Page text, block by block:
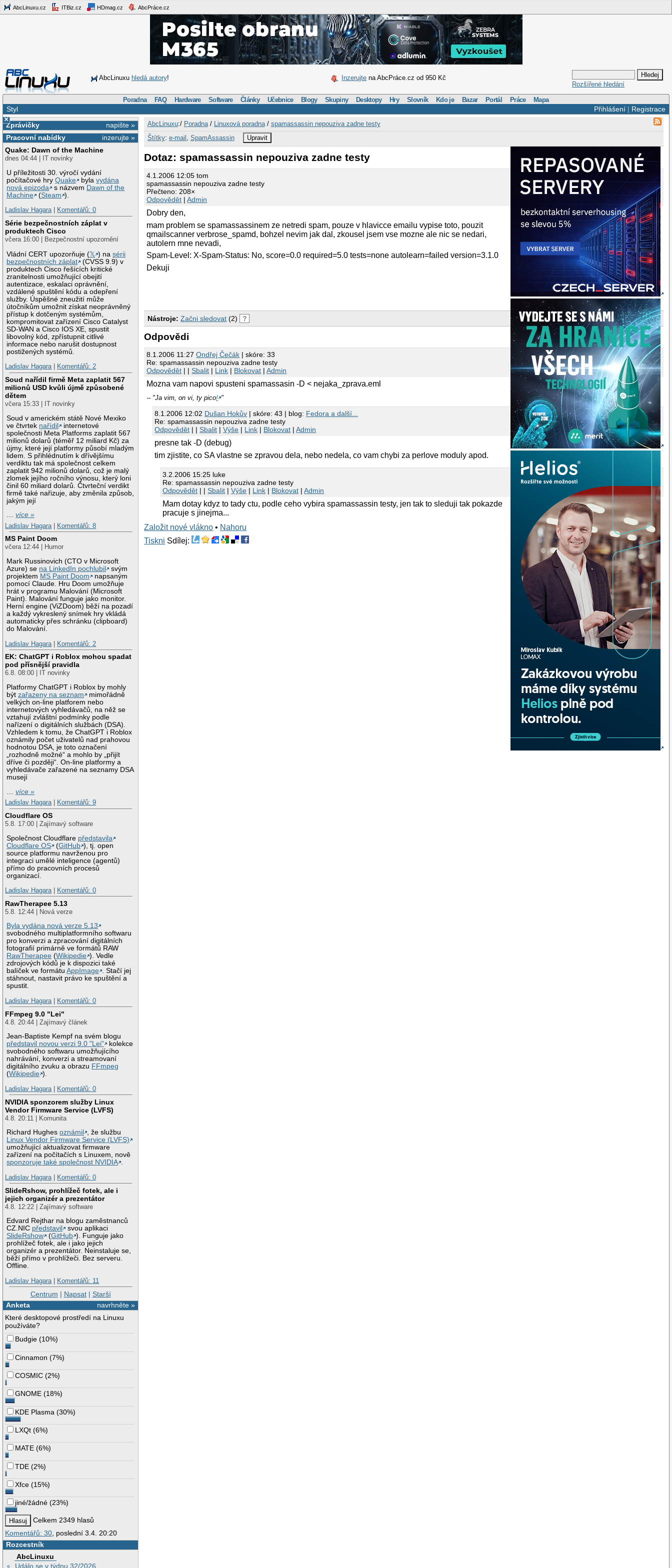
AbcLinuxu.cz ITBiz.cz HDmag.cz AbcPráce.cz
AbcLinuxu hledá autory! Inzerujte na AbcPráce.cz od 950 Kč
Rozšířené hledání
Poradna FAQ Hardware Software Články Učebnice Blogy Skupiny Desktopy Hry Slovník Kdo je Bazar Portál Práce Mapa
Přihlášení| Registrace
Styl
×
napište »
Zprávičky
inzerujte »
Pracovní nabídky
Quake: Dawn of the Machine
dnes 04:44 | IT novinky
U příležitosti 30. výročí vydání
počítačové hryQuake bylavydána
nová epizoda
s názvem Dawn of the
Machine
(Steam ).
Ladislav Hagara| Komentářů: 0
Série bezpečnostních záplat v
produktech Cisco
včera 16:00 | Bezpečnostní upozornění
Vládní CERT upozorňuje (𝕏 ) nasérii
bezpečnostních záplat
(CVSS 9.9) v
produktech Cisco řešících kritické
zranitelnosti umožňující obejití
autentizace, eskalaci oprávnění,
vzdálené spuštění kódu a odepření
služby. Úspěšné zneužití může
útočníkům umožnit získat neoprávněný
přístup k dotčeným systémům,
kompromitovat zařízení Cisco Catalyst
SD-WAN a Cisco IOS XE, spustit
libovolný kód, zpřístupnit citlivé
informace nebo narušit dostupnost
postižených systémů.
Ladislav Hagara| Komentářů: 2
Soud nařídil firmě Meta zaplatit 567
milionů USD kvůli újmě způsobené
dětem
včera 15:33 | IT novinky
Soud v americkém státě Nové Mexiko
ve čtvrtek nařídil
internetové
společnosti Meta Platforms zaplatit 567
milionů dolarů (téměř 12 miliard Kč) za
újmy, které její platformy působí mladým
lidem. S přihlédnutím k dřívějšímu
verdiktu tak má společnost celkem
zaplatit 942 milionů dolarů, což je malý
zlomek jejího ročního výnosu, který loni
činil 60 miliard dolarů. Čtvrteční verdikt
firmě také nařizuje, aby změnila způsob,
jakým její
…více »
Ladislav Hagara
Komentářů: 8
MS Paint Doom
včera 12:44 | Humor
Mark Russinovich (CTO v Microsoft
Azure) se na LinkedIn pochlubil
svým
projektem MS Paint Doom
napsaným
pomocí Claude. Hru Doom umožňuje
hrát v programu Malování (Microsoft
Paint). Malování funguje jako monitor.
Herní engine (ViZDoom) běží na pozadí
a každý vykreslený snímek hry vkládá
automaticky přes schránku (clipboard)
do Malování.
Ladislav Hagara
Komentářů: 2
EK: ChatGPT i Roblox mohou spadat
pod přísnější pravidla
6.8. 08:00 | IT novinky
Platformy ChatGPT i Roblox by mohly
býtzařazeny na seznam
mimořádně
velkých on-line platforem nebo
internetových vyhledávačů, na něž se
vztahují zvláštní podmínky podle
nařízení o digitálních službách (DSA).
Vzhledem k tomu, že ChatGPT i Roblox
oznámily počet uživatelů nad prahovou
hodnotou DSA, je toto označení
„rozhodně možné“ a mohlo by „přijít
dříve či později“. On-line platformy a
vyhledávače zařazené na seznamy DSA
musejí
…více »
Ladislav Hagara| Komentářů: 9
Cloudflare OS
5.8. 17:00 | Zajímavý software
Společnost Cloudflare představila
Cloudflare OS
(GitHub ), tj. open
source platformu navrženou pro
integraci umělé inteligence (agentů)
přímo do pracovních procesů
organizací.
Ladislav Hagara| Komentářů: 0
RawTherapee 5.13
5.8. 12:44 | Nová verze
Byla vydána nová verze 5.13
svobodného multiplatformního softwaru
pro konverzi a zpracování digitálních
fotografií primárně ve formátů RAW
RawTherapee (Wikipedie ). Vedle
zdrojových kódů je k dispozici také
balíček ve formátuAppImage . Stačí jej
stáhnout, nastavit právo ke spuštění a
spustit.
Ladislav Hagara| Komentářů: 0
FFmpeg 9.0 "Lei"
4.8. 20:44 | Zajímavý článek
Jean-Baptiste Kempf na svém blogu
představil novou verzi 9.0 "Lei"
kolekce
svobodného softwaru umožňujícího
nahrávání, konverzi a streamovaní
digitálního zvuku a obrazu FFmpeg
(Wikipedie ).
Ladislav Hagara| Komentářů: 0
NVIDIA sponzorem služby Linux
Vendor Firmware Service (LVFS)
4.8. 20:11 | Komunita
Richard Hughesoznámil
, že službu
Linux Vendor Firmware Service (LVFS)
umožňující aktualizovat firmware
zařízení na počítačích s Linuxem, nově
sponzoruje také společnost NVIDIA .
Ladislav Hagara| Komentářů: 0
SlideRshow, prohlížeč fotek, ale i
jejich organizér a prezentátor
4.8. 12:22 | Zajímavý software
Edvard Rejthar na blogu zaměstnanců
CZ.NIC představil
svou aplikaci
SlideRshow
(GitHub ). Funguje jako
prohlížeč fotek, ale i jako jejich
organizér a prezentátor. Neinstaluje se,
běží přímo v prohlížeči. Bez serveru.
Offline.
Ladislav Hagara| Komentářů: 11
Centrum | Napsat| Starší
navrhněte »
Anketa
Které desktopové prostředí na Linuxu
používáte?
Budgie (10%)
Cinnamon (7%)
COSMIC (2%)
GNOME (18%)
KDE Plasma (30%)
LXQt (6%)
MATE (6%)
TDE (2%)
Xfce (15%)
jiné/žádné (23%)
Celkem 2349 hlasů
Komentářů: 30 , poslední 3.4. 20:20
Rozcestník
AbcLinuxu
Událo se v týdnu 32/2026
AbcLinuxu:/ Poradna/ Linuxová poradna/ spamassassin nepouziva zadne testy
Štítky: e-mail SpamAssassin Upravit
Dotaz: spamassassin nepouziva zadne testy
4.1.2006 12:05 tom
spamassassin nepouziva zadne testy
Přečteno: 208×
Odpovědět |Admin
Dobry den,
mam problem se spamassassinem ze netredi spam, pouze v hlavicce emailu vypise toto, pouzit
qmailscanner verbrose_spamd, bohzel nevim jak dal, zkousel jsem vse mozne ale nic se nedari,
autolern mne nevadi,
Spam-Level: X-Spam-Status: No, score=0.0 required=5.0 tests=none autolearn=failed version=3.1.0
Dekuji
Nástroje: Začni sledovat (2) ?
Odpovědi
8.1.2006 11:27Ondřej Čečák | skóre: 33
Re: spamassassin nepouziva zadne testy
Odpovědět | |Sbalit | Link | Blokovat |Admin
Mozna vam napovi spusteni spamassasin -D < nejaka_zprava.eml
-- "Ja vim, on vi, ty pico! "
8.1.2006 12:02 Dušan Hokův | skóre: 43 | blog: Fedora a další...
Re: spamassassin nepouziva zadne testy
Odpovědět | |Sbalit |Výše | Link | Blokovat |Admin
presne tak -D (debug)
tim zjistite, co SA vlastne se zpravou dela, nebo nedela, co vam chybi za perlove moduly apod.
3.2.2006 15:25 luke
Re: spamassassin nepouziva zadne testy
Odpovědět | |Sbalit |Výše | Link | Blokovat |Admin
Mam dotay kdyz to tady ctu, podle ceho vybira spamassassin testy, jen tak to sleduji tak pokazde
pracuje s jinejma...
Založit nové vlákno • Nahoru
Tiskni Sdílej: